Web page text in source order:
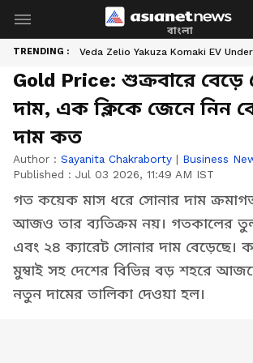
বাংলা
TRENDING : Veda Zelio Yakuza Komaki EV
Gold Price: শুক্রবারে বেড়ে
দাম, এক ক্লিকে জেনে নিন
দাম কত
Author : Sayanita Chakraborty | Business
Published : Jul 03 2026, 11:49 AM IST
গত কয়েক মাস ধরে সোনার দাম
আজও তার ব্যতিক্রম নয়। গতকালের
এবং ২৪ ক্যারেট সোনার দাম বেড়েছে।
মুম্বাই সহ দেশের বিভিন্ন বড় শহরে
নতুন দামের তালিকা দেওয়া হল।